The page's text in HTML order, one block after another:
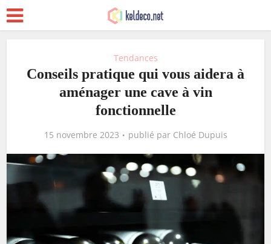
Tendances
Conseils pratique qui vous aidera à
aménager une cave à vin
fonctionnelle
15 novembre 2023 publié par Chloé Dupuis